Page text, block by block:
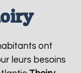
ont
leurs besoins